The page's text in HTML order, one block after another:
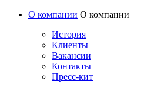
О компании О компании
История
Клиенты
Вакансии
Контакты
Пресс-кит